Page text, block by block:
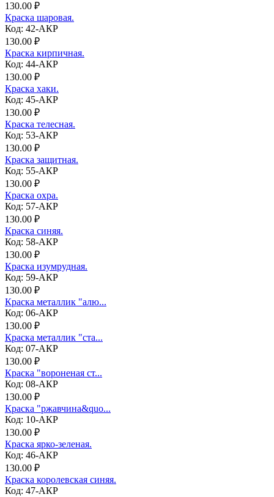
130.00 ₽
Краска шаровая.
Код: 42-АКР
130.00 ₽
Краска кирпичная.
Код: 44-АКР
130.00 ₽
Краска хаки.
Код: 45-АКР
130.00 ₽
Краска телесная.
Код: 53-АКР
130.00 ₽
Краска защитная.
Код: 55-АКР
130.00 ₽
Краска охра.
Код: 57-АКР
130.00 ₽
Краска синяя.
Код: 58-АКР
130.00 ₽
Краска изумрудная.
Код: 59-АКР
130.00 ₽
Краска металлик "алю...
Код: 06-АКР
130.00 ₽
Краска металлик "ста...
Код: 07-АКР
130.00 ₽
Краска "вороненая ст...
Код: 08-АКР
130.00 ₽
Краска "ржавчина&quo...
Код: 10-АКР
130.00 ₽
Краска ярко-зеленая.
Код: 46-АКР
130.00 ₽
Краска королевская синяя.
Код: 47-АКР